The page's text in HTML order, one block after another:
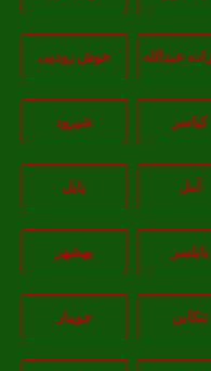
خوش رودپی
شیرود
بهشهر
جويبار